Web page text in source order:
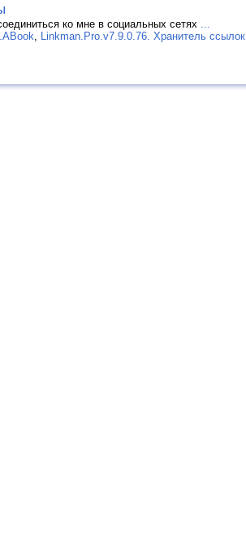
ко мне в социальных сетях
Linkman.Pro.v7.9.0.76. Хранитель ссылок